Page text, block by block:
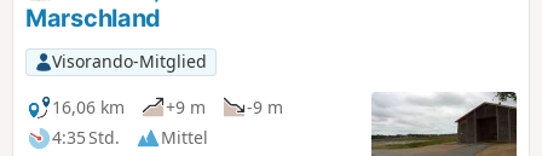
Marschland
Visorando-Mitglied
16,06 km
+9 m
-9 m
4:35 Std.
Mittel